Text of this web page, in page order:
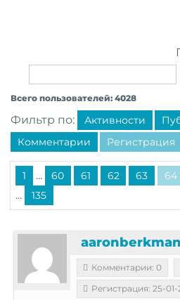
Всего пользователей: 4028
Фильтр по: Активности
Комментарии
Регистрация
1 ... 60 61 62 63 64
... 135
aaronberkman
Комментарии: 0
Регистрация: 25-01-